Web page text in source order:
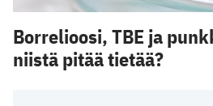
Borrelioosi, TBE ja
niistä pitää tietää?